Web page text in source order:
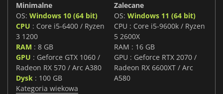
Minimalne
OS: Windows 10 (64 bit)
CPU : Core i5-6400 / Ryzen
3 1200
RAM : 8 GB
GPU : Geforce GTX 1060 /
Radeon RX 570 / Arc A380
Dysk : 100 GB
Zalecane
OS: Windows 11 (64 bit)
CPU : Core i5-9600k / Ryzen
5 2600X
RAM : 16 GB
GPU : Geforce RTX 2070 /
Radeon RX 6600XT / Arc
A580
Kategoria wiekowa